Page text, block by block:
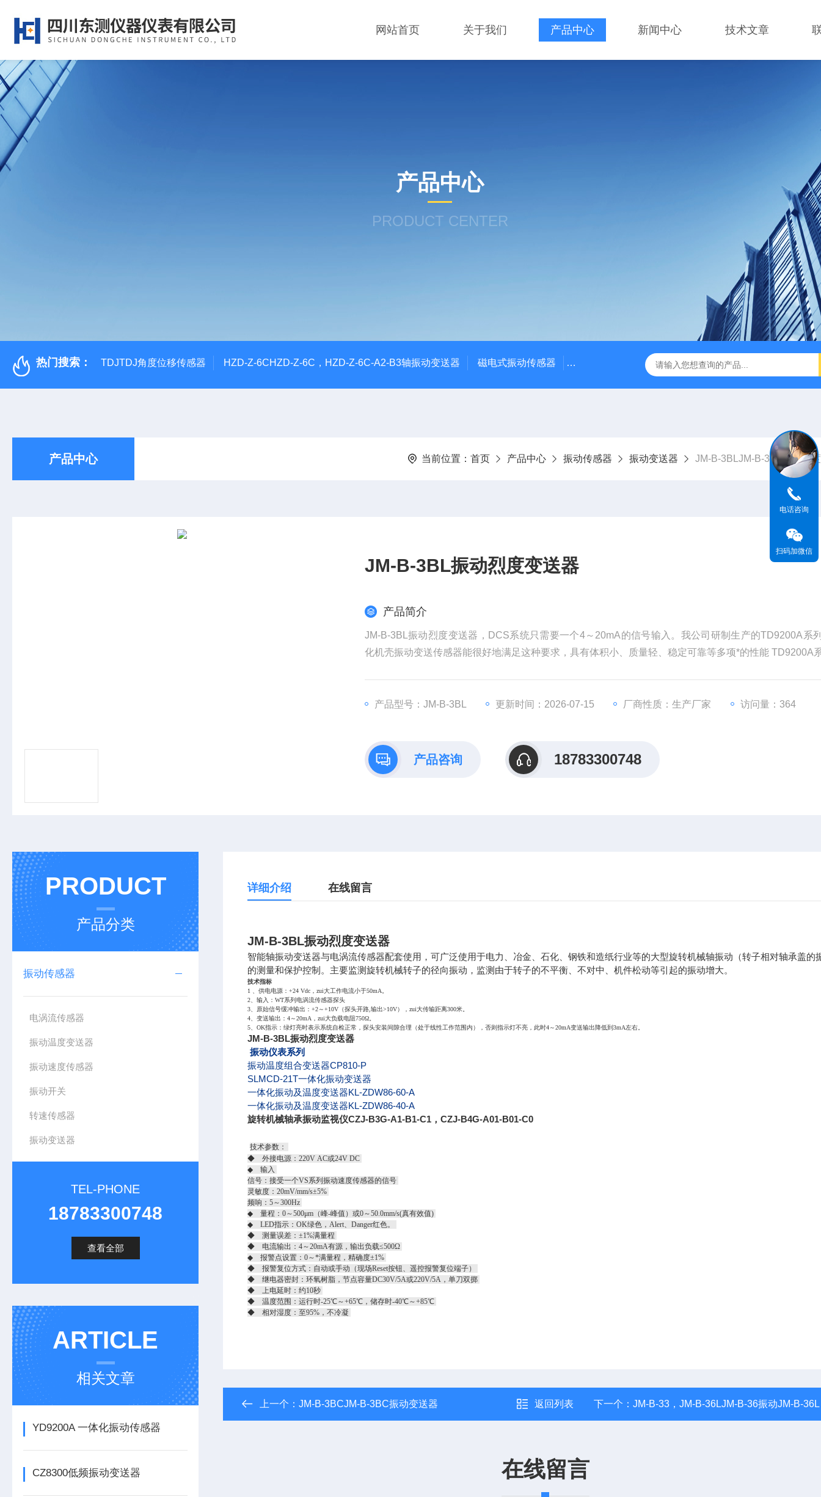
网站首页 关于我们 产品中心 新闻中心 技术文章
产品中心
PRODUCT CENTER
热门搜索： TDJTDJ角度位移传感器 HZD-Z-6CHZD-Z-6C，HZD-Z-6C-A2-B3轴振动变送器 磁电式振动传感器 NE3100电涡流位移传感器 三轴振动传感器 加速度
产品中心 当前位置： 首页 产品中心 振动传感器 振动变送器 JM-B-3BLJM-B-3BL振动烈
JM-B-3BL振动烈度变送器
产品简介
JM-B-3BL振动烈度变送器，DCS系统只需要一个4～20mA的信号输入。我公司研制生产的TD9200A系
化机壳振动变送传感器能很好地满足这种要求，具有体积小、质量轻、稳定可靠等多项*的性能 TD9200A
产品型号：JM-B-3BL 更新时间：2026-07-15 厂商性质：生产厂家 访问量：364
产品咨询 18783300748
PRODUCT
产品分类
振动传感器
电涡流传感器
振动温度变送器
振动速度传感器
振动开关
转速传感器
振动变送器
TEL-PHONE
18783300748
查看全部
ARTICLE
相关文章
YD9200A 一体化振动传感器
CZ8300低频振动变送器
详细介绍 在线留言
JM-B-3BL振动烈度变送器
智能轴振动变送器与电涡流传感器配套使用，可广泛使用于电力、冶金、石化、钢铁和造纸行业等的大型旋转机械轴振动（转子相对轴承盖的
的测量和保护控制。主要监测旋转机械转子的径向振动，监测由于转子的不平衡、不对中、机件松动等引起的振动增大。
技术指标
1 、供电电源：+24 Vdc，zui大工作电流小于50mA。
2、输入：WT系列电涡流传感器探头
3、原始信号缓冲输出：+2～+10V（探头开路,输出>10V），zui大传输距离300米。
4、变送输出：4～20mA，zui大负载电阻750Ω。
5、OK指示：绿灯亮时表示系统自检正常，探头安装间隙合理（处于线性工作范围内），否则指示灯不亮，此时4～20mA变送输出降低到3mA左右。
JM-B-3BL振动烈度变送器
振动仪表系列
振动温度组合变送器CP810-P
SLMCD-21T一体化振动变送器
一体化振动及温度变送器KL-ZDW86-60-A
一体化振动及温度变送器KL-ZDW86-40-A
旋转机械轴承振动监视仪CZJ-B3G-A1-B1-C1，CZJ-B4G-A01-B01-C0
技术参数：
◆ 外接电源：220V AC或24V DC
◆ 输入
信号：接受一个VS系列振动速度传感器的信号
灵敏度：20mV/mm/s±5%
频响：5～300Hz
◆ 量程：0～500μm（峰-峰值）或0～50.0mm/s(真有效值)
◆ LED指示：OK绿色，Alert、Danger红色。
◆ 测量误差：±1%满量程
◆ 电流输出：4～20mA有源，输出负载≤500Ω
◆ 报警点设置：0～*满量程，精确度±1%
◆ 报警复位方式：自动或手动（现场Reset按钮、遥控报警复位端子）
◆ 继电器密封：环氧树脂，节点容量DC30V/5A或220V/5A，单刀双掷
◆ 上电延时：约10秒
◆ 温度范围：运行时-25℃～+65℃，储存时-40℃～+85℃
◆ 相对湿度：至95%，不冷凝
上一个： JM-B-3BCJM-B-3BC振动变送器 返回列表 下一个：JM-B-33，JM-B-36LJM-B-36振动JM-B-36L振动烈度变送器
在线留言
电话咨询
扫码加微信